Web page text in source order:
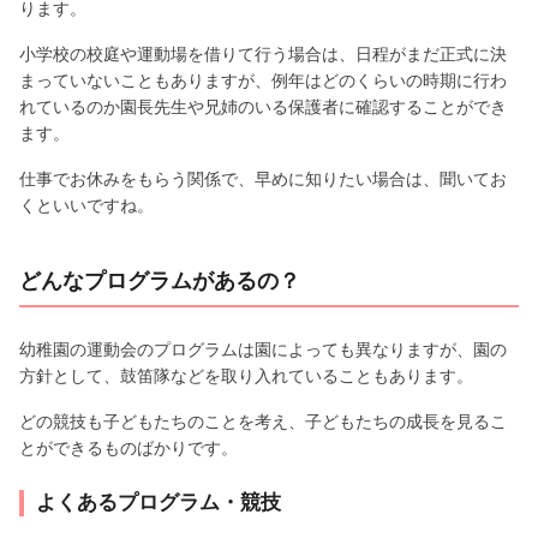
ります。
小学校の校庭や運動場を借りて行う場合は、日程がまだ正式に決
まっていないこともありますが、例年はどのくらいの時期に行わ
れているのか園長先生や兄姉のいる保護者に確認することができ
ます。
仕事でお休みをもらう関係で、早めに知りたい場合は、聞いてお
くといいですね。
どんなプログラムがあるの？
幼稚園の運動会のプログラムは園によっても異なりますが、園の
方針として、鼓笛隊などを取り入れていることもあります。
どの競技も子どもたちのことを考え、子どもたちの成長を見るこ
とができるものばかりです。
よくあるプログラム・競技